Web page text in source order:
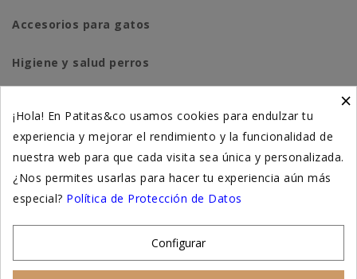
Accesorios para gatos
Higiene y salud perros
Suplementación natural
Otros
×
¡Hola! En Patitas&co usamos cookies para endulzar tu
experiencia y mejorar el rendimiento y la funcionalidad de
nuestra web para que cada visita sea única y personalizada.
¿Nos permites usarlas para hacer tu experiencia aún más
especial? Política de Protección de Datos
Configurar